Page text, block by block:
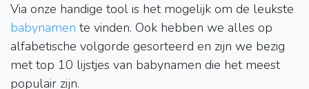
Via onze handige tool is het mogelijk om de leukste
babynamen te vinden. Ook hebben we alles op
alfabetische volgorde gesorteerd en zijn we bezig
met top 10 lijstjes van babynamen die het meest
populair zijn.